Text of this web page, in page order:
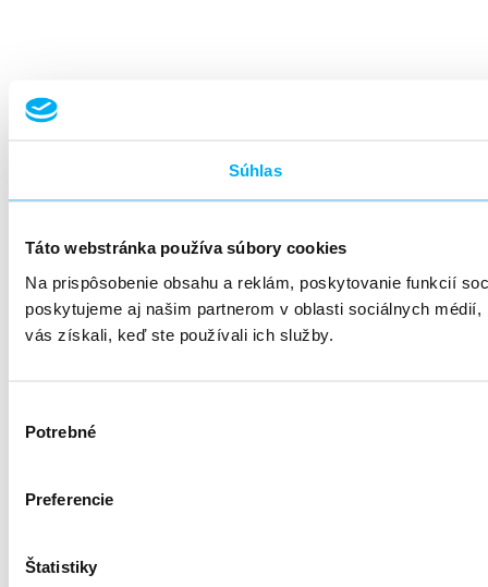
Súhlas
Táto webstránka používa súbory cookies
Na prispôsobenie obsahu a reklám, poskytovanie funkcií
poskytujeme aj našim partnerom v oblasti sociálnych
vás získali, keď ste používali ich služby.
súhlasu
Potrebné
Preferencie
Štatistiky